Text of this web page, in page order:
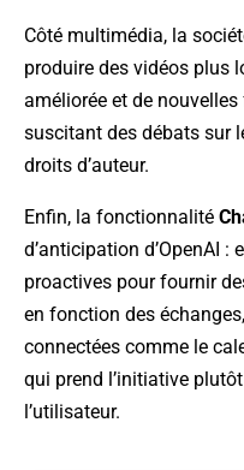
Côté multimédia, la
produire des vidéos plus
améliorée et de
suscitant des débats sur
droits d’auteur.
Enfin, la fonctionnalité
d’anticipation d’OpenAI :
proactives pour fournir
en fonction des
connectées comme le
qui prend l’initiative
l’utilisateur.